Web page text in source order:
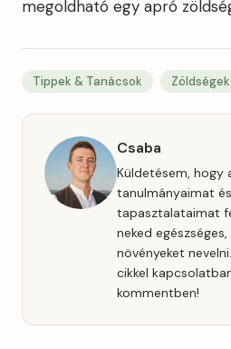
megoldható egy apró
Tippek & Tanácsok Zöldségek
Csaba
Küldetésem, hogy
tanulmányaimat
tapasztalataimat
neked
növényeket
cikkel
kommentben!